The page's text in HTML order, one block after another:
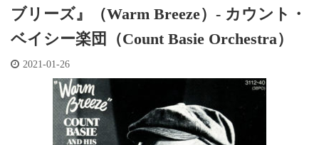
ブリーズ』（Warm Breeze）- カウント・
ベイシー楽団（Count Basie Orchestra）
2021-01-26